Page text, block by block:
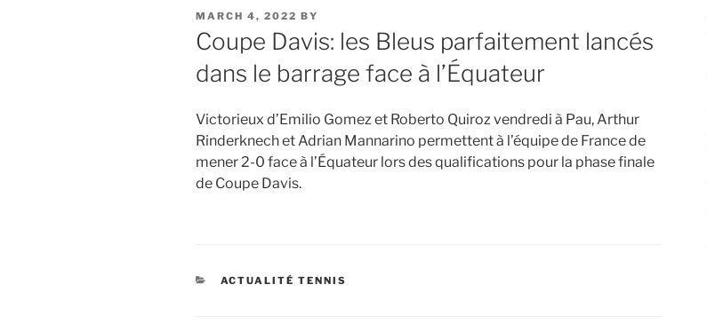
POSTED
ON
MARCH 4, 2022 BY
Coupe Davis: les Bleus parfaitement lancés
dans le barrage face à l’Équateur
Victorieux d’Emilio Gomez et Roberto Quiroz vendredi à Pau, Arthur
Rinderknech et Adrian Mannarino permettent à l’équipe de France de
mener 2-0 face à l’Équateur lors des qualifications pour la phase finale
de Coupe Davis.
CATEGORIES
ACTUALITÉ TENNIS